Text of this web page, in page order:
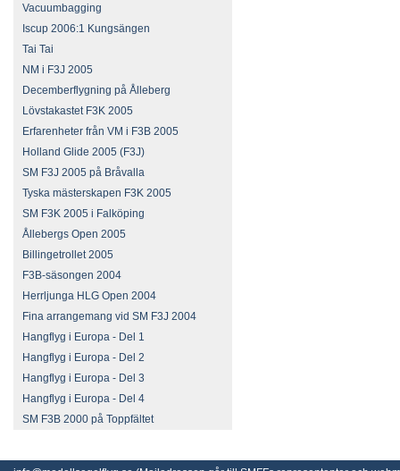
Vacuumbagging
Iscup 2006:1 Kungsängen
Tai Tai
NM i F3J 2005
Decemberflygning på Ålleberg
Lövstakastet F3K 2005
Erfarenheter från VM i F3B 2005
Holland Glide 2005 (F3J)
SM F3J 2005 på Bråvalla
Tyska mästerskapen F3K 2005
SM F3K 2005 i Falköping
Ållebergs Open 2005
Billingetrollet 2005
F3B-säsongen 2004
Herrljunga HLG Open 2004
Fina arrangemang vid SM F3J 2004
Hangflyg i Europa - Del 1
Hangflyg i Europa - Del 2
Hangflyg i Europa - Del 3
Hangflyg i Europa - Del 4
SM F3B 2000 på Toppfältet